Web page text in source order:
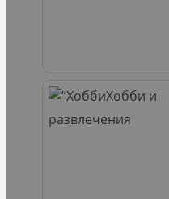
Хобби и
развлечения